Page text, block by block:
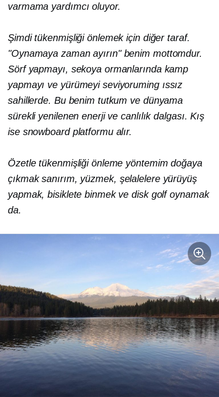
varmama yardımcı oluyor.
Şimdi tükenmişliği önlemek için diğer taraf.
"Oynamaya zaman ayırın" benim mottomdur.
Sörf yapmayı, sekoya ormanlarında kamp
yapmayı ve yürümeyi seviyorumingıssız
sahillerde. Bu benim tutkum ve dünyama
sürekli yenilenen enerji ve canlılık dalgası. Kış
ise snowboard platformu alır.
Özetle tükenmişliği önleme yöntemim doğaya
çıkmak sanırım, yüzmek, şelalelere yürüyüş
yapmak, bisiklete binmek ve disk golf oynamak
da.